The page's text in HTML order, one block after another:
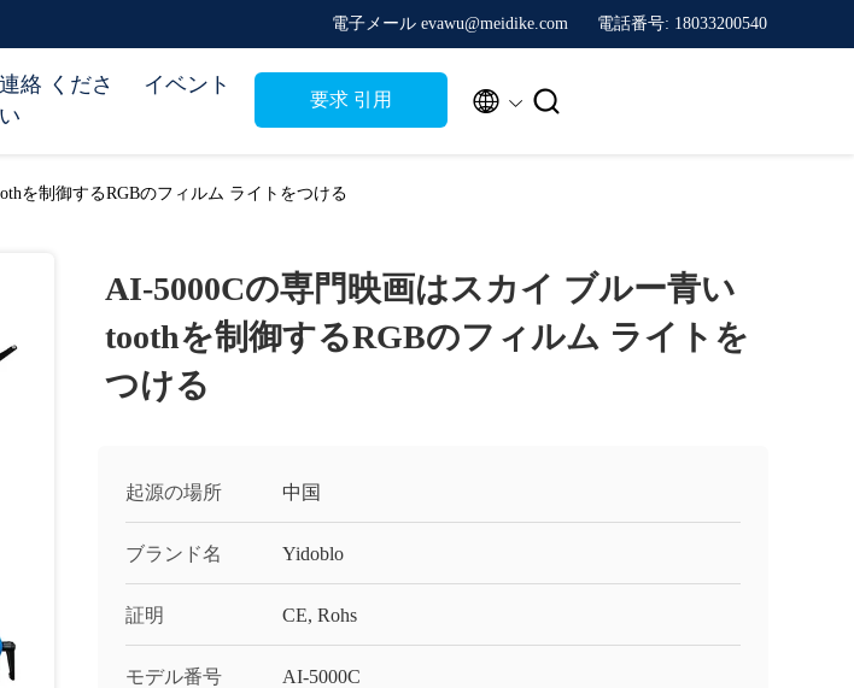
電子メール evawu@meidike.com 電話番号: 18033200540
連絡 くださ
い
イベント
要求 引用  
を制御するRGBのフィルム ライトをつける
AI-5000Cの専門映画はスカイ ブルー青い
toothを制御するRGBのフィルム ライトを
つける
起源の場所 中国
ブランド名 Yidoblo
証明 CE, Rohs
モデル番号 AI-5000C